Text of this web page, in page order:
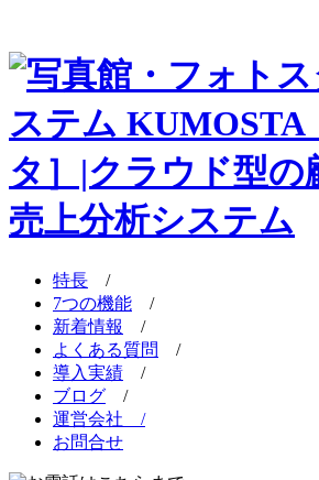
特長 /
7つの機能 /
新着情報
/
よくある質問
/
導入実績 /
ブログ /
運営会社 /
お問合せ